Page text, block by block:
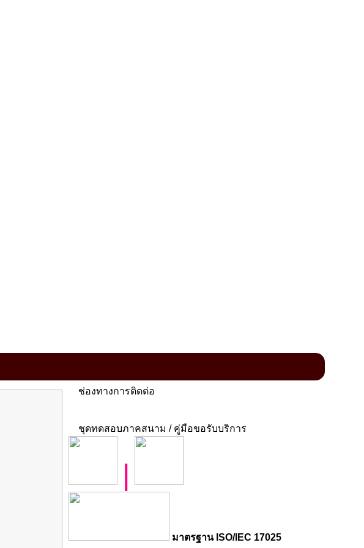
ช่องทางการติดต่อ
ชุดทดสอบภาคสนาม / คู่มือขอรับบริการ
มาตรฐาน ISO/IEC 17025